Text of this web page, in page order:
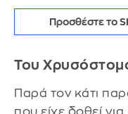
Προσθέστε το
Του
Παρά τον κάτι